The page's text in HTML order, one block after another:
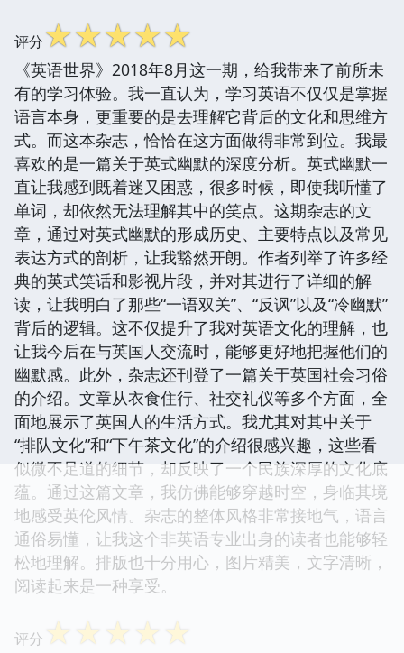
评分☆☆☆☆☆
《英语世界》2018年8月这一期，给我带来了前所未
有的学习体验。我一直认为，学习英语不仅仅是掌握
语言本身，更重要的是去理解它背后的文化和思维方
式。而这本杂志，恰恰在这方面做得非常到位。我最
喜欢的是一篇关于英式幽默的深度分析。英式幽默一
直让我感到既着迷又困惑，很多时候，即使我听懂了
单词，却依然无法理解其中的笑点。这期杂志的文
章，通过对英式幽默的形成历史、主要特点以及常见
表达方式的剖析，让我豁然开朗。作者列举了许多经
典的英式笑话和影视片段，并对其进行了详细的解
读，让我明白了那些“一语双关”、“反讽”以及“冷幽默”
背后的逻辑。这不仅提升了我对英语文化的理解，也
让我今后在与英国人交流时，能够更好地把握他们的
幽默感。此外，杂志还刊登了一篇关于英国社会习俗
的介绍。文章从衣食住行、社交礼仪等多个方面，全
面地展示了英国人的生活方式。我尤其对其中关于
“排队文化”和“下午茶文化”的介绍很感兴趣，这些看
似微不足道的细节，却反映了一个民族深厚的文化底
蕴。通过这篇文章，我仿佛能够穿越时空，身临其境
地感受英伦风情。杂志的整体风格非常接地气，语言
通俗易懂，让我这个非英语专业出身的读者也能够轻
松地理解。排版也十分用心，图片精美，文字清晰，
阅读起来是一种享受。
评分 ☆☆☆☆☆